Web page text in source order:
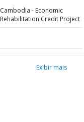
Cambodia - Economic
Rehabilitation Credit Project
Exibir mais